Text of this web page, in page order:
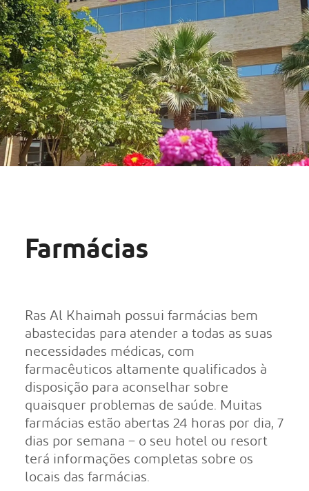
Farmácias
Ras Al Khaimah possui farmácias bem
abastecidas para atender a todas as suas
necessidades médicas, com
farmacêuticos altamente qualificados à
disposição para aconselhar sobre
quaisquer problemas de saúde. Muitas
farmácias estão abertas 24 horas por dia, 7
dias por semana – o seu hotel ou resort
terá informações completas sobre os
locais das farmácias.